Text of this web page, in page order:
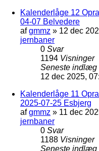
Kalenderlåge 12
04-07 Belvedere
afgmmz » 12 dec
jernbaner
0 Svar
1194 Visninger
Seneste indlæg
12 dec 2025,
Kalenderlåge 11
2025-07-25 Esbjerg
afgmmz » 11 dec
jernbaner
0 Svar
1188 Visninger
Seneste indlæg